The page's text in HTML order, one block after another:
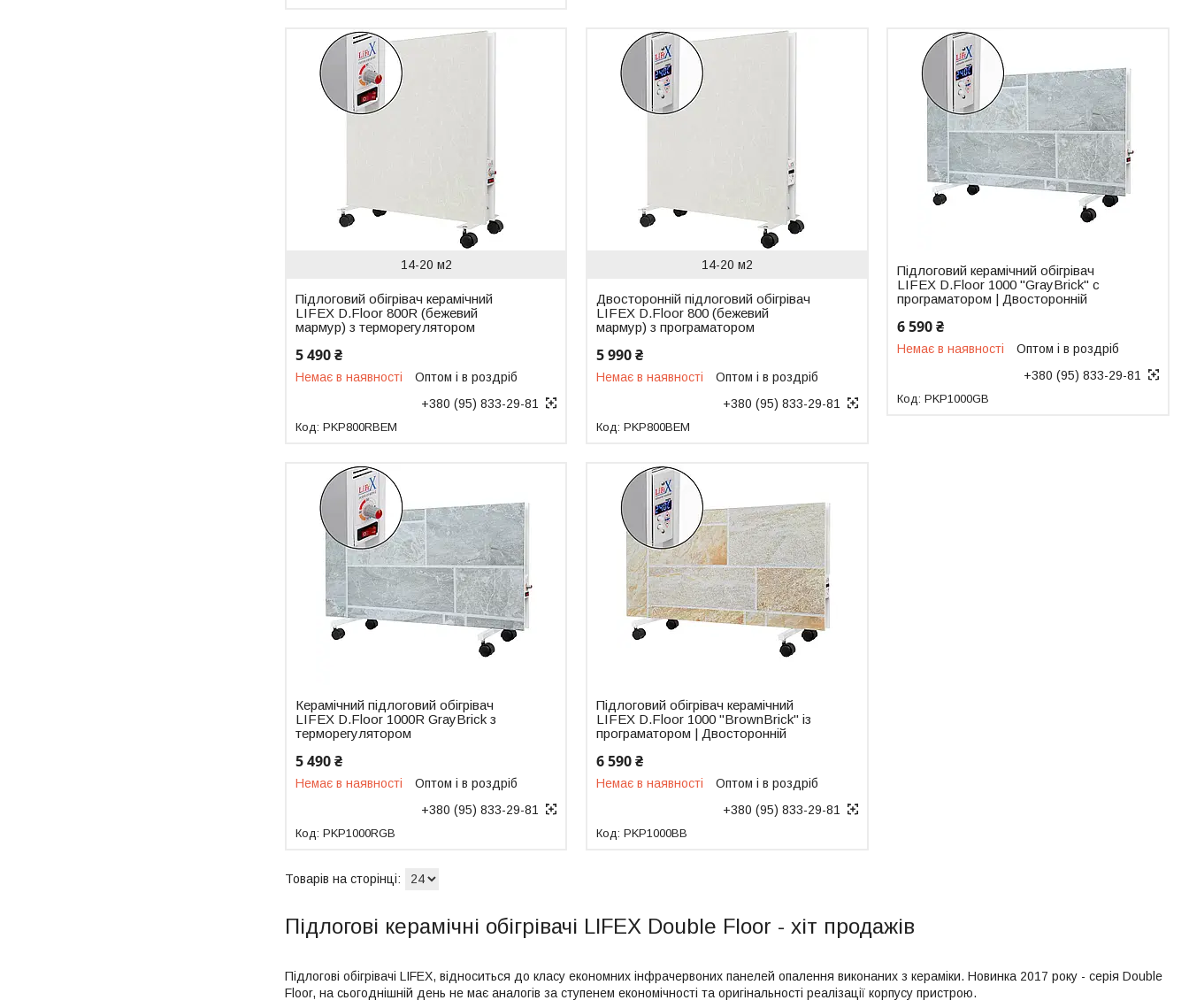
14-20 м2
Підлоговий обігрівач керамічний
LIFEX D.Floor 800R (бежевий
мармур) з терморегулятором
5 490 ₴
Немає в наявності
Оптом і в роздріб
+380 (95) 833-29-81
PKP800RBEM
14-20 м2
Двосторонній підлоговий обігрівач
LIFEX D.Floor 800 (бежевий
мармур) з програматором
5 990 ₴
Немає в наявності
Оптом і в роздріб
+380 (95) 833-29-81
PKP800BEM
Підлоговий керамічний обігрівач
LIFEX D.Floor 1000 "GrayBrick" с
програматором | Двосторонній
6 590 ₴
Немає в наявності
Оптом і в роздріб
+380 (95) 833-29-81
PKP1000GB
Керамічний підлоговий обігрівач
LIFEX D.Floor 1000R GrayBrick з
терморегулятором
5 490 ₴
Немає в наявності
Оптом і в роздріб
+380 (95) 833-29-81
PKP1000RGB
Підлоговий обігрівач керамічний
LIFEX D.Floor 1000 "BrownBrick" із
програматором | Двосторонній
6 590 ₴
Немає в наявності
Оптом і в роздріб
+380 (95) 833-29-81
PKP1000BB
Підлогові керамічні обігрівачі LIFEX Double Floor - хіт продажів
Підлогові обігрівачі LIFEX, відноситься до класу економних інфрачервоних панелей опалення виконаних з кераміки. Новинка 2017 року - серія Double
Floor, на сьогоднішній день не має аналогів за ступенем економічності та оригінальності реалізації корпусу пристрою.